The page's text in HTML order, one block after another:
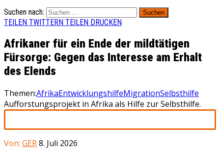
Suchen nach:
TEILEN TWITTERN TEILEN DRUCKEN
Afrikaner für ein Ende der mildtätigen
Fürsorge: Gegen das Interesse am Erhalt
des Elends
Themen:AfrikaEntwicklungshilfeMigrationSelbsthilfe
Aufforstungsprojekt in Afrika als Hilfe zur Selbsthilfe.
Von: GER8. Juli 2026